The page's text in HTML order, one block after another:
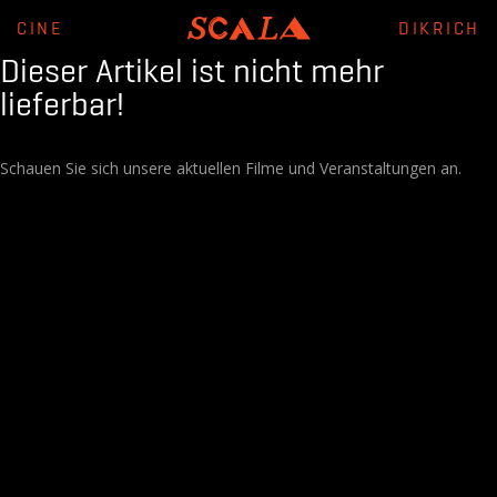
CINE DIKRICH
Dieser Artikel ist nicht mehr
lieferbar!
Schauen Sie sich unsere aktuellen Filme und Veranstaltungen an.